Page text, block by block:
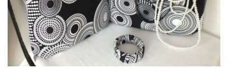
jk-laguna@seznam.cz